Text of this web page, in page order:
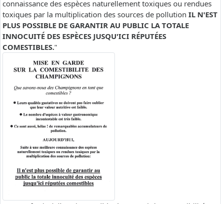
connaissance des espèces naturellement toxiques ou rendues
toxiques par la multiplication des sources de pollution IL N'EST
PLUS POSSIBLE DE GARANTIR AU PUBLIC LA TOTALE
INNOCUITÉ DES ESPÈCES JUSQU'ICI RÉPUTÉES
COMESTIBLES."